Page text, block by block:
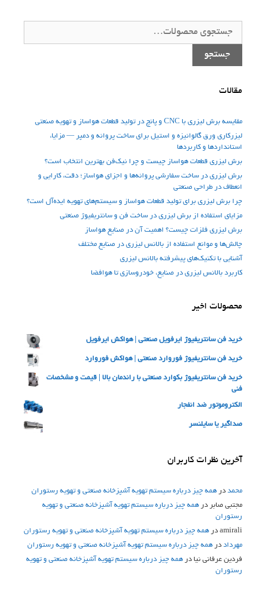
برای:
جستجو
مقالات
مقایسه برش لیزری با CNC و پانچ در تولید قطعات هواساز و تهویه صنعتی
لیزرکاری ورق گالوانیزه و استیل برای ساخت پروانه و دمپر — مزایا،
استانداردها و کاربردها
برش لیزری قطعات هواساز چیست و چرا نیک‌فن بهترین انتخاب است؟
برش لیزری در ساخت سفارشی پروانه‌ها و اجزای هواساز؛ دقت، کارایی و
انعطاف در طراحی صنعتی
چرا برش لیزری برای تولید قطعات هواساز و سیستم‌های تهویه ایده‌آل است؟
مزایای استفاده از برش لیزری در ساخت فن‌ و سانتریفیوژ صنعتی
برش لیزری فلزات چیست؟ اهمیت آن در صنایع هواساز
چالش‌ها و موانع استفاده از بالانس لیزری در صنایع مختلف
آشنایی با تکنیک‌های پیشرفته بالانس لیزری
کاربرد بالانس لیزری در صنایع، خودروسازی تا هوافضا
محصولات اخیر
خرید فن سانتریفیوژ ایرفویل صنعتی | هواکش ایرفویل
خرید فن سانتریفیوژ فوروارد صنعتی | هواکش فوروارد
خرید فن سانتریفیوژ بکوارد صنعتی با راندمان بالا | قیمت و مشخصات
فنی
الکتروموتور ضد انفجار
صداگیر یا سایلنسر
آخرین نظرات کاربران
محمد در همه چیز درباره سیستم تهویه آشپزخانه صنعتی و تهویه رستوران
مجتبی صابر در همه چیز درباره سیستم تهویه آشپزخانه صنعتی و تهویه
رستوران
amirali در همه چیز درباره سیستم تهویه آشپزخانه صنعتی و تهویه رستوران
مهرداد در همه چیز درباره سیستم تهویه آشپزخانه صنعتی و تهویه رستوران
فردین عرفانی نیا در همه چیز درباره سیستم تهویه آشپزخانه صنعتی و تهویه
رستوران